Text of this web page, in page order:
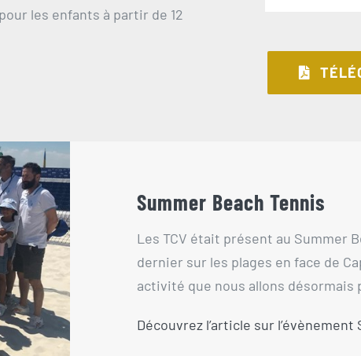
les enfants à partir de 12
Summer Beach Tennis
Les TCV était présent au Summer
dernier sur les plages en face de
activité que nous allons désormais
Découvrez l’article sur